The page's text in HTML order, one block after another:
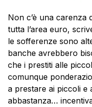
Non c’è una carenza
tutta l’area euro,
le sofferenze sono
banche avrebbero
che i prestiti alle
comunque
a prestare ai piccoli e
abbastanza…